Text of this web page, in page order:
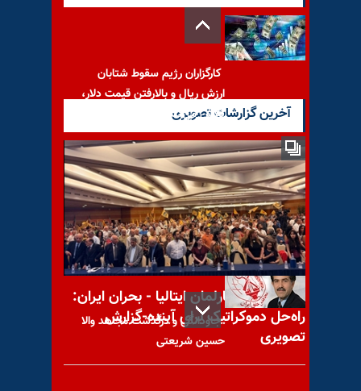
کارگزاران رژیم سقوط شتابان
ارزش ریال و بالارفتن قیمت دلار،
تلاش می‌کنند
ابوالقاسم رضایی در سی‌امین
گلریزان همیاری با سیمای آزادی
جاودانگی و درگذشت مجاهد والا
حسین شریعتی
آخرین گزارشات تصویری
کنفرانس در پارلمان ایتالیا - بحران ایران:
راه‌حل دموکراتیک برای آینده-گزارش
تصویری